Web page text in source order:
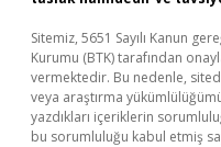
Sitemiz, 5651 Sayılı Kanun
Kurumu (BTK) tarafından
vermektedir. Bu nedenle,
veya araştırma
yazdıkları içeriklerin
bu sorumluluğu kabul etmiş